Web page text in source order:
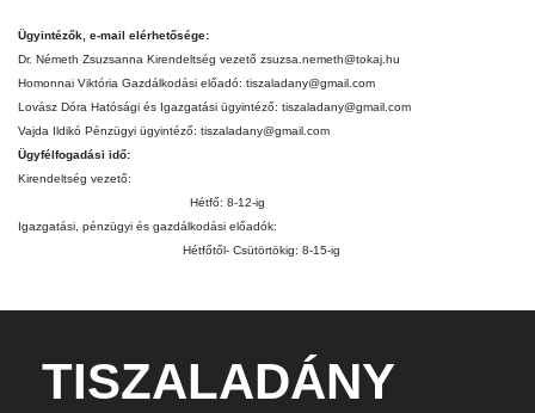
Ügyintézők, e-mail elérhetősége:
Dr. Németh Zsuzsanna Kirendeltség vezető zsuzsa.nemeth@tokaj.hu
Homonnai Viktória Gazdálkodási előadó: tiszaladany@gmail.com
Lovász Dóra Hatósági és Igazgatási ügyintéző: tiszaladany@gmail.com
Vajda Ildikó Pénzügyi ügyintéző: tiszaladany@gmail.com
Ügyfélfogadási idő:
Kirendeltség vezető:
Hétfő: 8-12-ig
Igazgatási, pénzügyi és gazdálkodási előadók:
Hétfőtől- Csütörtökig: 8-15-ig
TISZALADÁNY